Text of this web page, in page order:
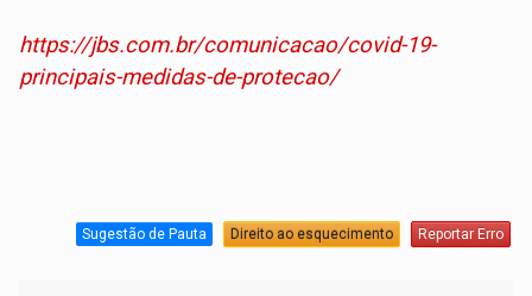
https://jbs.com.br/comunicacao/covid-19-
principais-medidas-de-protecao/
Sugestão de Pauta Direito ao esquecimento Reportar Erro